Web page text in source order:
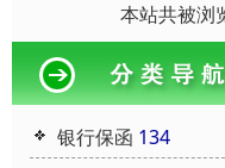
本站共被浏
银行保函 134